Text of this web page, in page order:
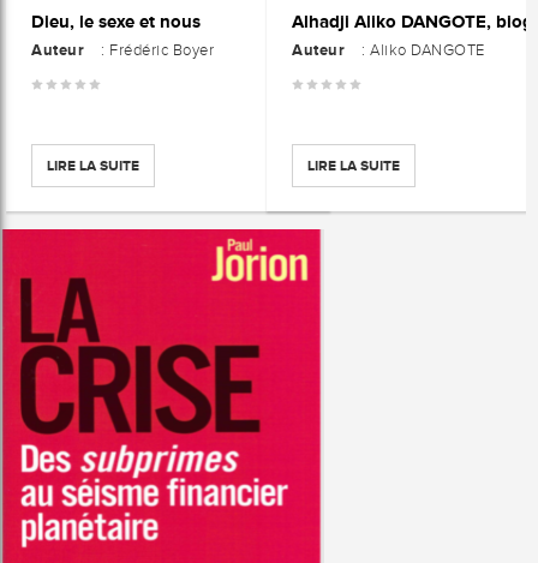
Dieu, le sexe et nous
Auteur : Frédéric Boyer
LIRE LA SUITE
Auteur : Aliko DANGOTE
LIRE LA SUITE